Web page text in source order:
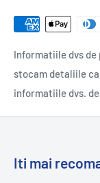
Informatiile dvs
stocam detaliile
informatiile dvs.
Iti mai